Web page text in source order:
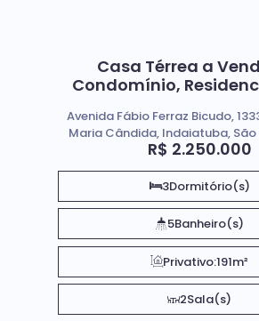
Casa Térrea a
Condomínio,
SP.
R$ 2.250.000
Avenida Fábio Ferraz Bicudo,
Maria Cândida, Indaiatuba, São
3Dormitório(s)
5Banheiro(s)
Privativo:191m²
2Sala(s)